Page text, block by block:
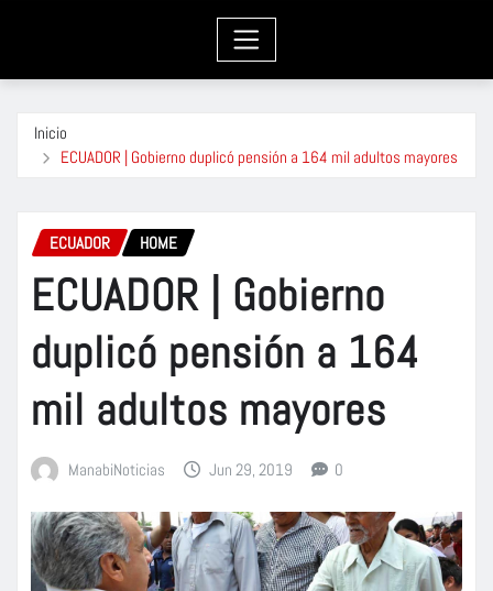
Inicio
ECUADOR | Gobierno duplicó pensión a 164 mil adultos mayores
ECUADOR HOME
ECUADOR | Gobierno
duplicó pensión a 164
mil adultos mayores
ManabiNoticias Jun 29, 2019 0